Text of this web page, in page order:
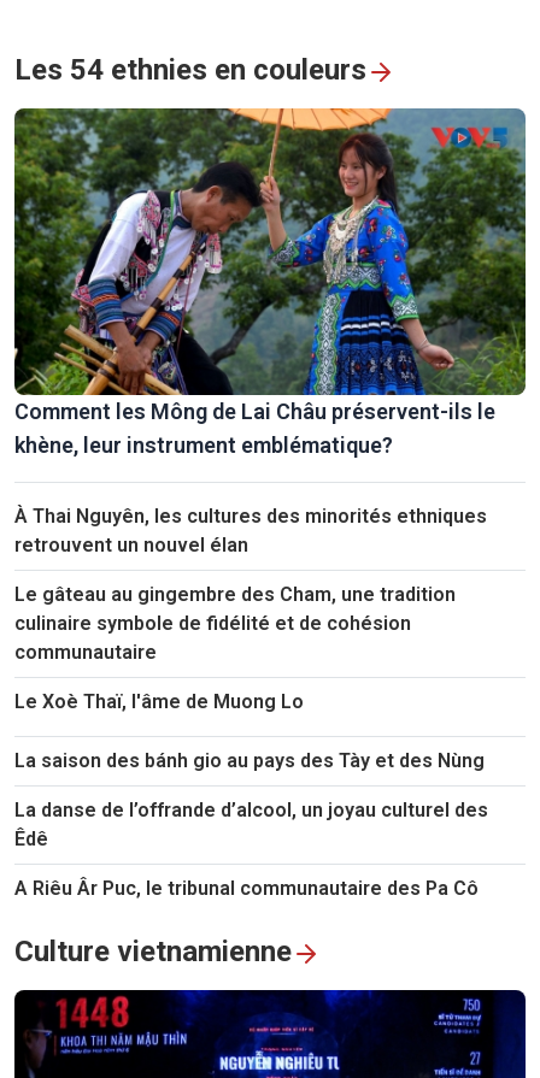
Pù Luông: le temps suspendu au cœur des rizières dorées
Les 54 ethnies en couleurs
Comment les Mông de Lai Châu préservent-ils le
khène, leur instrument emblématique?
À Thai Nguyên, les cultures des minorités ethniques
retrouvent un nouvel élan
Le gâteau au gingembre des Cham, une tradition
culinaire symbole de fidélité et de cohésion
communautaire
Le Xoè Thaï, l'âme de Muong Lo
La saison des bánh gio au pays des Tày et des Nùng
La danse de l’offrande d’alcool, un joyau culturel des
Êdê
A Riêu Âr Puc, le tribunal communautaire des Pa Cô
Culture vietnamienne